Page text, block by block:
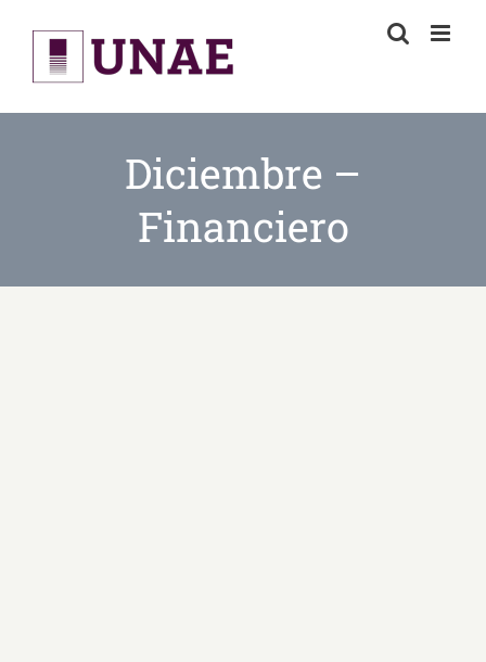
content
Diciembre –
Financiero